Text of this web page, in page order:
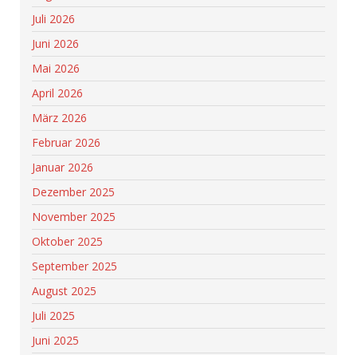
Juli 2026
Juni 2026
Mai 2026
April 2026
März 2026
Februar 2026
Januar 2026
Dezember 2025
November 2025
Oktober 2025
September 2025
August 2025
Juli 2025
Juni 2025